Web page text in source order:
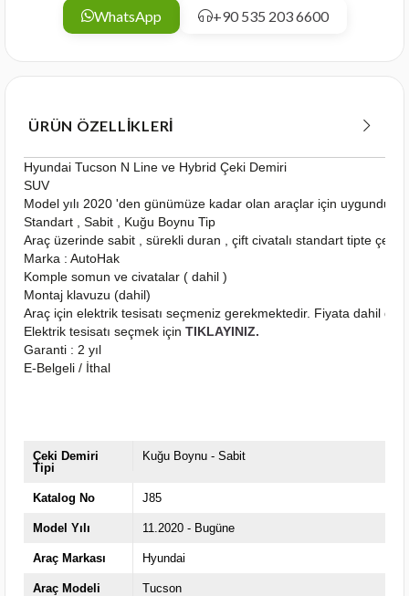
WhatsApp +90 535 203 6600
ÜRÜN ÖZELLIKLERI
Hyundai Tucson N Line ve Hybrid Çeki Demiri
SUV
Model yılı 2020 'den günümüze kadar olan araçlar için uygundur
Standart , Sabit , Kuğu Boynu Tip
Araç üzerinde sabit , sürekli duran , çift civatalı standart tipte çeki
Marka : AutoHak
Komple somun ve civatalar ( dahil )
Montaj klavuzu (dahil)
Araç için elektrik tesisatı seçmeniz gerekmektedir. Fiyata dahil
Elektrik tesisatı seçmek için TIKLAYINIZ.
Garanti : 2 yıl
E-Belgeli / İthal
Çeki Demiri
Tipi
Kuğu Boynu - Sabit
Katalog No J85
Model Yılı 11.2020 - Bugüne
Araç Markası Hyundai
Araç Modeli Tucson